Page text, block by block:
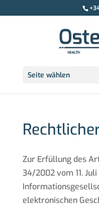
Seite wählen
Zur Erfüllung des
34/2002 vom 11.
elektronischen